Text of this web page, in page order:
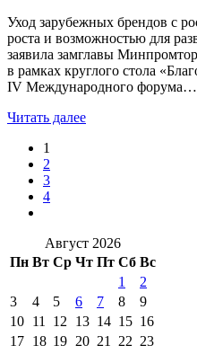
Уход зарубежных брендов с
роста и возможностью для
заявила замглавы
в рамках круглого стола
IV Международного
Читать далее
1
2
3
4
Август 2026
Пн Вт Ср Чт Пт Сб Вс
1
2
3
4 5 6 7 8
9
10 11 12 13 14 15 16
17 18 19 20 21 22 23